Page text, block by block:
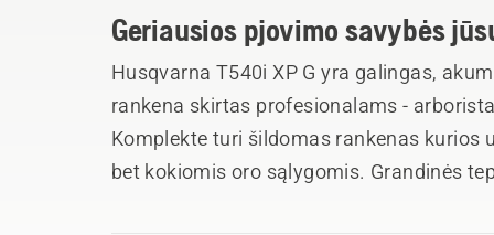
Geriausios pjovimo savybės
Husqvarna T540i XP G yra galingas,
rankena skirtas profesionalams -
Komplekte turi šildomas rankenas kurios
bet kokiomis oro sąlygomis. Grandinės